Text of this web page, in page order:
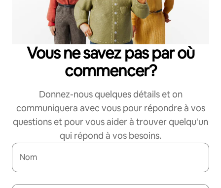
Vous ne savez pas par où
commencer?
Donnez-nous quelques détails et on
communiquera avec vous pour répondre à vos
questions et pour vous aider à trouver quelqu'un
qui répond à vos besoins.
Nom